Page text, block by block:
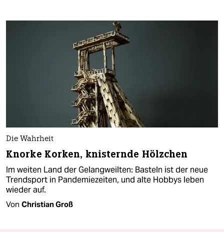
Die Wahrheit
Knorke Korken, knisternde Hölzchen
Im weiten Land der Gelangweilten: Basteln ist der neue
Trendsport in Pandemiezeiten, und alte Hobbys leben
wieder auf.
Von Christian Groß